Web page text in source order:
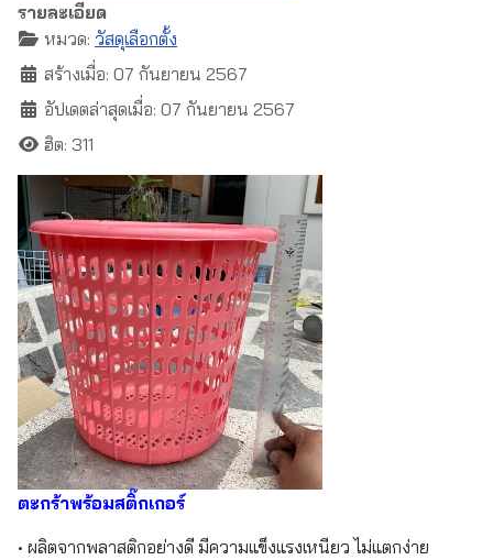
รายละเอียด
หมวด: วัสดุเลือกตั้ง
สร้างเมื่อ: 07 กันยายน 2567
อัปเดตล่าสุดเมื่อ: 07 กันยายน 2567
ฮิต: 311
ตะกร้าพร้อมสติ๊กเกอร์
• ผลิตจากพลาสติกอย่างดี มีความแข็งแรงเหนียว ไม่แตกง่าย